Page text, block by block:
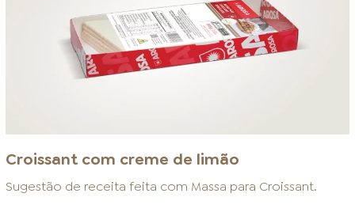
Croissant com creme de limão
Sugestão de receita feita com Massa para Croissant.